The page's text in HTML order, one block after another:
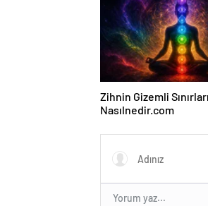
Zihnin Gizemli
Nasılnedir.com